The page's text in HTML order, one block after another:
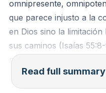
omnipresente,
que parece injusto a la
en Dios sino la
sus caminos (Isaías
manifiesta de maneras
oprimidos, castiga la
restauración cuando
Read full summary